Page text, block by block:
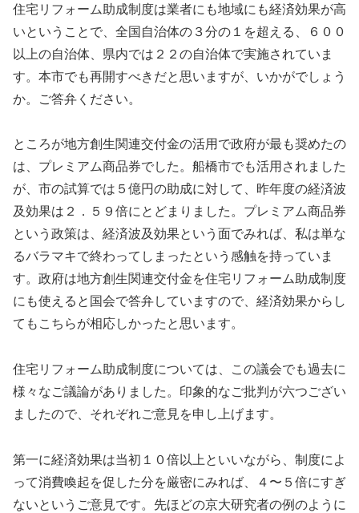
住宅リフォーム助成制度は業者にも地域にも経済効果が高
いということで、全国自治体の３分の１を超える、６００
以上の自治体、県内では２２の自治体で実施されていま
す。本市でも再開すべきだと思いますが、いかがでしょう
か。ご答弁ください。
ところが地方創生関連交付金の活用で政府が最も奨めたの
は、プレミアム商品券でした。船橋市でも活用されました
が、市の試算では５億円の助成に対して、昨年度の経済波
及効果は２．５９倍にとどまりました。プレミアム商品券
という政策は、経済波及効果という面でみれば、私は単な
るバラマキで終わってしまったという感触を持っていま
す。政府は地方創生関連交付金を住宅リフォーム助成制度
にも使えると国会で答弁していますので、経済効果からし
てもこちらが相応しかったと思います。
住宅リフォーム助成制度については、この議会でも過去に
様々なご議論がありました。印象的なご批判が六つござい
ましたので、それぞれご意見を申し上げます。
第一に経済効果は当初１０倍以上といいながら、制度によ
って消費喚起を促した分を厳密にみれば、４〜５倍にすぎ
ないというご意見です。先ほどの京大研究者の例のように